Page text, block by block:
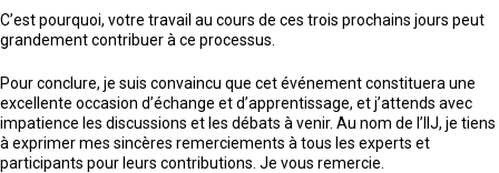
C’est pourquoi, votre travail au cours de ces trois prochains jours peut
grandement contribuer à ce processus.
Pour conclure, je suis convaincu que cet événement constituera une
excellente occasion d’échange et d’apprentissage, et j’attends avec
impatience les discussions et les débats à venir. Au nom de l’IIJ, je tiens
à exprimer mes sincères remerciements à tous les experts et
participants pour leurs contributions. Je vous remercie.